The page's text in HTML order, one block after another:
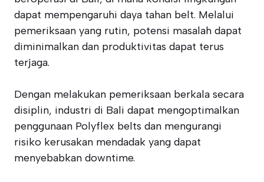
dapat mempengaruhi daya tahan belt. Melalui
pemeriksaan yang rutin, potensi masalah dapat
diminimalkan dan produktivitas dapat terus
terjaga.
Dengan melakukan pemeriksaan berkala secara
disiplin, industri di Bali dapat mengoptimalkan
penggunaan Polyflex belts dan mengurangi
risiko kerusakan mendadak yang dapat
menyebabkan downtime.